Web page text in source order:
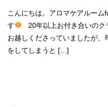
こんにちは。アロマケアルー
す
20年以上お付き合いのク
お越しくださっていましたが
をしてしまうと […]